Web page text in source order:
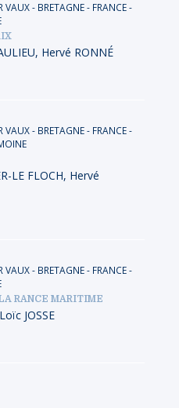
VAUX- BRETAGNE- FRANCE-
, Hervé RONNÉ
VAUX- BRETAGNE- FRANCE-
LE FLOCH, Hervé
VAUX- BRETAGNE- FRANCE-
RANCE MARITIME
Loïc JOSSE